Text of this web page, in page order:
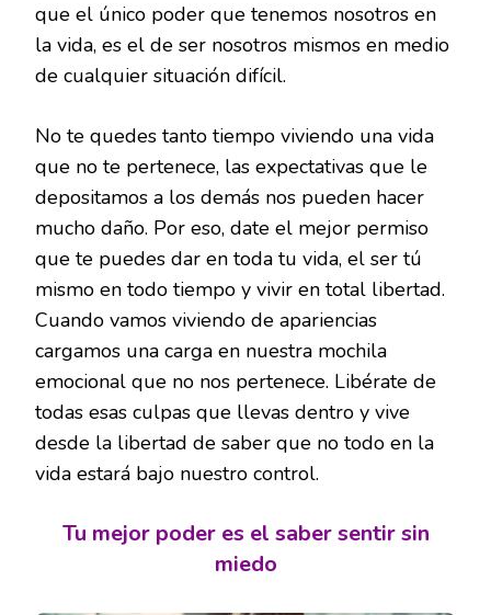
que el único poder que tenemos nosotros en
la vida, es el de ser nosotros mismos en medio
de cualquier situación difícil.
No te quedes tanto tiempo viviendo una vida
que no te pertenece, las expectativas que le
depositamos a los demás nos pueden hacer
mucho daño. Por eso, date el mejor permiso
que te puedes dar en toda tu vida, el ser tú
mismo en todo tiempo y vivir en total libertad.
Cuando vamos viviendo de apariencias
cargamos una carga en nuestra mochila
emocional que no nos pertenece. Libérate de
todas esas culpas que llevas dentro y vive
desde la libertad de saber que no todo en la
vida estará bajo nuestro control.
Tu mejor poder es el saber sentir sin
miedo